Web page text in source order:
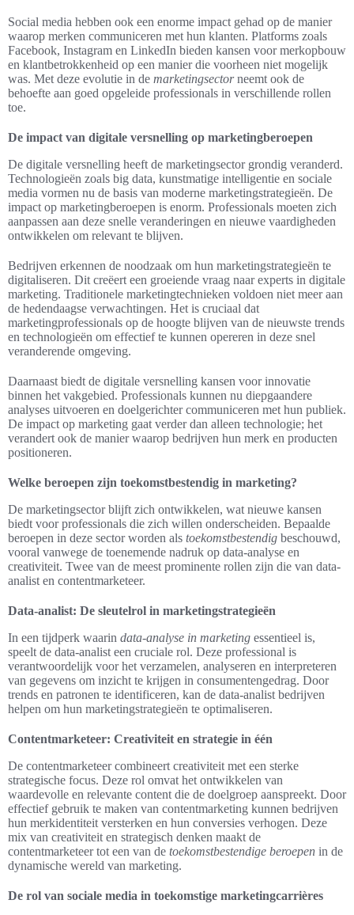
Social media hebben ook een enorme impact gehad op de manier
waarop merken communiceren met hun klanten. Platforms zoals
Facebook, Instagram en LinkedIn bieden kansen voor merkopbouw
en klantbetrokkenheid op een manier die voorheen niet mogelijk
was. Met deze evolutie in de marketingsectorneemt ook de
behoefte aan goed opgeleide professionals in verschillende rollen
toe.
De impact van digitale versnelling op marketingberoepen
De digitale versnelling heeft de marketingsector grondig veranderd.
Technologieën zoals big data, kunstmatige intelligentie en sociale
media vormen nu de basis van moderne marketingstrategieën. De
impact op marketingberoepen is enorm. Professionals moeten zich
aanpassen aan deze snelle veranderingen en nieuwe vaardigheden
ontwikkelen om relevant te blijven.
Bedrijven erkennen de noodzaak om hun marketingstrategieën te
digitaliseren. Dit creëert een groeiende vraag naar experts in digitale
marketing. Traditionele marketingtechnieken voldoen niet meer aan
de hedendaagse verwachtingen. Het is cruciaal dat
marketingprofessionals op de hoogte blijven van de nieuwste trends
en technologieën om effectief te kunnen opereren in deze snel
veranderende omgeving.
Daarnaast biedt de digitale versnelling kansen voor innovatie
binnen het vakgebied. Professionals kunnen nu diepgaandere
analyses uitvoeren en doelgerichter communiceren met hun publiek.
De impact op marketing gaat verder dan alleen technologie; het
verandert ook de manier waarop bedrijven hun merk en producten
positioneren.
Welke beroepen zijn toekomstbestendig in marketing?
De marketingsector blijft zich ontwikkelen, wat nieuwe kansen
biedt voor professionals die zich willen onderscheiden. Bepaalde
beroepen in deze sector worden als toekomstbestendig beschouwd,
vooral vanwege de toenemende nadruk op data-analyse en
creativiteit. Twee van de meest prominente rollen zijn die van data-
analist en contentmarketeer.
Data-analist: De sleutelrol in marketingstrategieën
In een tijdperk waarin data-analyse in marketing essentieel is,
speelt de data-analist een cruciale rol. Deze professional is
verantwoordelijk voor het verzamelen, analyseren en interpreteren
van gegevens om inzicht te krijgen in consumentengedrag. Door
trends en patronen te identificeren, kan de data-analist bedrijven
helpen om hun marketingstrategieën te optimaliseren.
Contentmarketeer: Creativiteit en strategie in één
De contentmarketeer combineert creativiteit met een sterke
strategische focus. Deze rol omvat het ontwikkelen van
waardevolle en relevante content die de doelgroep aanspreekt. Door
effectief gebruik te maken van contentmarketing kunnen bedrijven
hun merkidentiteit versterken en hun conversies verhogen. Deze
mix van creativiteit en strategisch denken maakt de
contentmarketeer tot een van de toekomstbestendige beroepen in de
dynamische wereld van marketing.
De rol van sociale media in toekomstige marketingcarrières